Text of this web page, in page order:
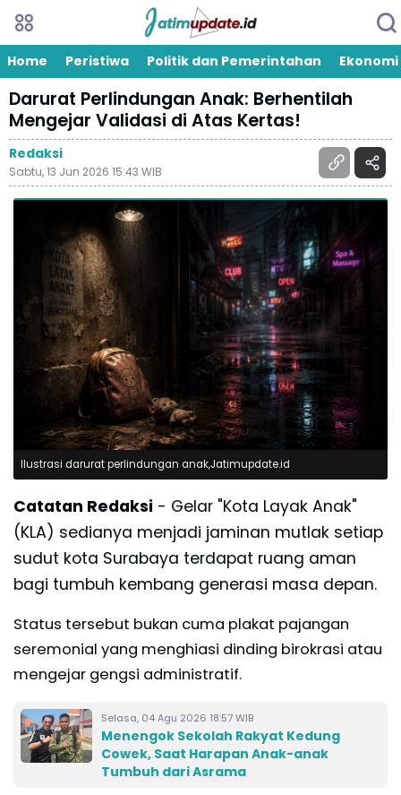
Home Peristiwa Politik dan Pemerintahan Ekonomi
Darurat Perlindungan Anak: Berhentilah
Mengejar Validasi di Atas Kertas!
Redaksi
Sabtu, 13 Jun 2026 15:43 WIB
Ilustrasi darurat perlindungan anak,Jatimupdate.id
Catatan Redaksi - Gelar "Kota Layak Anak"
(KLA) sedianya menjadi jaminan mutlak setiap
sudut kota Surabaya terdapat ruang aman
bagi tumbuh kembang generasi masa depan.
Status tersebut bukan cuma plakat pajangan
seremonial yang menghiasi dinding birokrasi atau
mengejar gengsi administratif.
Selasa, 04 Agu 2026 18:57 WIB
Menengok Sekolah Rakyat Kedung
Cowek, Saat Harapan Anak-anak
Tumbuh dari Asrama